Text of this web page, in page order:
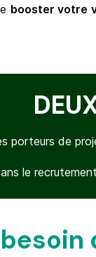
booster votre
porteurs de
le